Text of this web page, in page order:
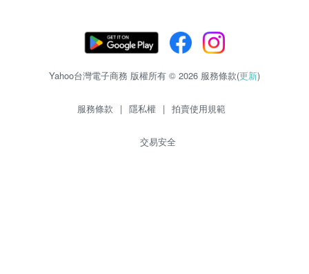
Yahoo台灣電子商務 版權所有 © 2026 服務條款(更新)
服務條款 | 隱私權 | 拍賣使用規範
交易安全